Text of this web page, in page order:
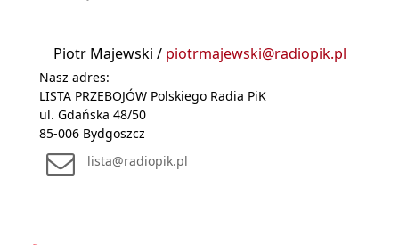
Piotr Majewski / piotrmajewski@radiopik.pl
Nasz adres:
LISTA PRZEBOJÓW Polskiego Radia PiK
ul. Gdańska 48/50
85-006 Bydgoszcz
lista@radiopik.pl